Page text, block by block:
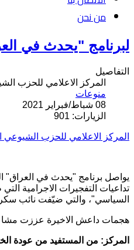
من نحن
لبرنامج "يحدث في
التفاصيل
المركز الاعلامي للحزب
منوعات
08 شباط/فبراير 2021
الزيارات: 901
المركز الاعلامي للحزب الشيوعي
يواصل برنامج "يحدث في
تداعيات التفجيرات الاجرامية
السياسي"، والتي ضيّفت نائب
هجمات داعش الاخيرة عززت
المركز: من المستفيد من عودة